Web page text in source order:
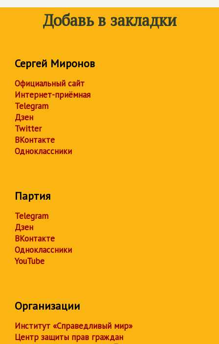
Добавь в закладки
Сергей Миронов
Официальный сайт
Интернет-приёмная
Telegram
Дзен
Twitter
ВКонтакте
Одноклассники
Партия
Telegram
Дзен
ВКонтакте
Одноклассники
YouTube
Организации
Институт «Справедливый мир»
Центр защиты прав граждан